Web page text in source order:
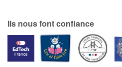
Ils nous font confiance